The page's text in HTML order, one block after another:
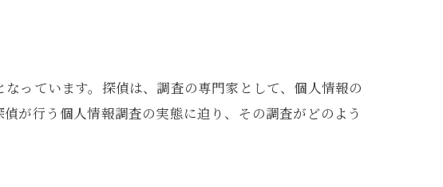
っています。探偵は、調査の専門家として、個人情報の
が行う個人情報調査の実態に迫り、その調査がどのよう